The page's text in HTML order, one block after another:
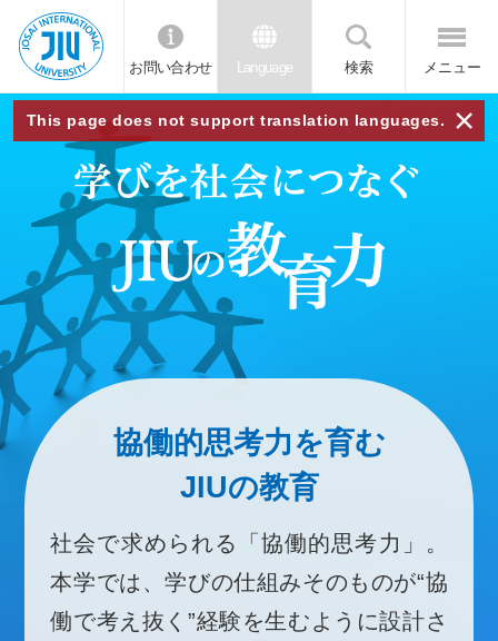
JIU
城西
国際
大学
お問い合わせ Language 検索 メニュー
This page does not support translation languages. ×
協働的思考力を育む
JIUの教育
社会で求められる「協働的思考力」。
本学では、学びの仕組みそのものが“協
働で考え抜く”経験を生むように設計さ